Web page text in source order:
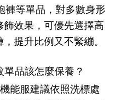
褲等單品，對多數身形
效果，可優先選擇高
提升比例又不緊繃。
單品該怎麼保養？
能服建議依照洗標處